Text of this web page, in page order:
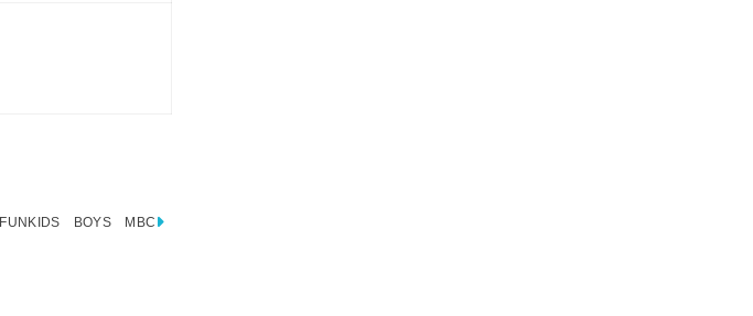
FUNKIDS BOYS MBC